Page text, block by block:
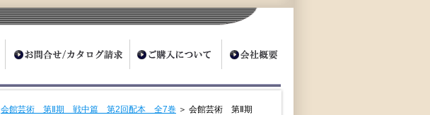
会館芸術 第Ⅱ期 戦中篇 第2回配本 全7巻 ＞ 会館芸術 第Ⅱ期